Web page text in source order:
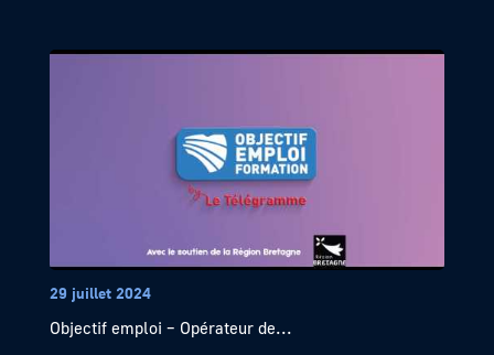
29 juillet 2024
Objectif emploi – Opérateur de...